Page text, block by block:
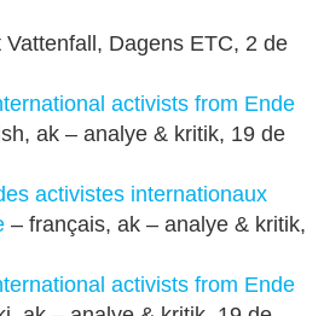
Vattenfall, Dagens ETC, 2 de
activists from Ende
ak – analye & kritik, 19 de
activistes internationaux
– français, ak – analye & kritik,
activists from Ende